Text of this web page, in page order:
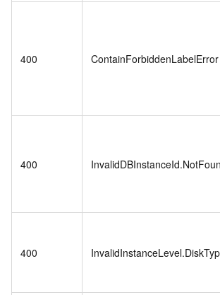
400 ContainForbiddenLabelError
400
400